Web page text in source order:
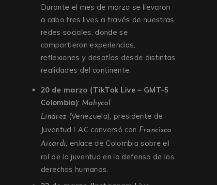
Durante el mes de marzo se llevaron
a cabo tres lives a través de nuestras
redes sociales, donde se
compartieron experiencias,
reflexiones y desafíos desde distintas
realidades del continente:
20 de marzo (TikTok Live – GMT-5
Colombia): Mahycol
Linárez (Venezuela), presidente de
Juventud LAC conversó con Francisco
Aicardi , enlace de Colombia sobre el
rol de la juventud en la defensa de los
derechos humanos.